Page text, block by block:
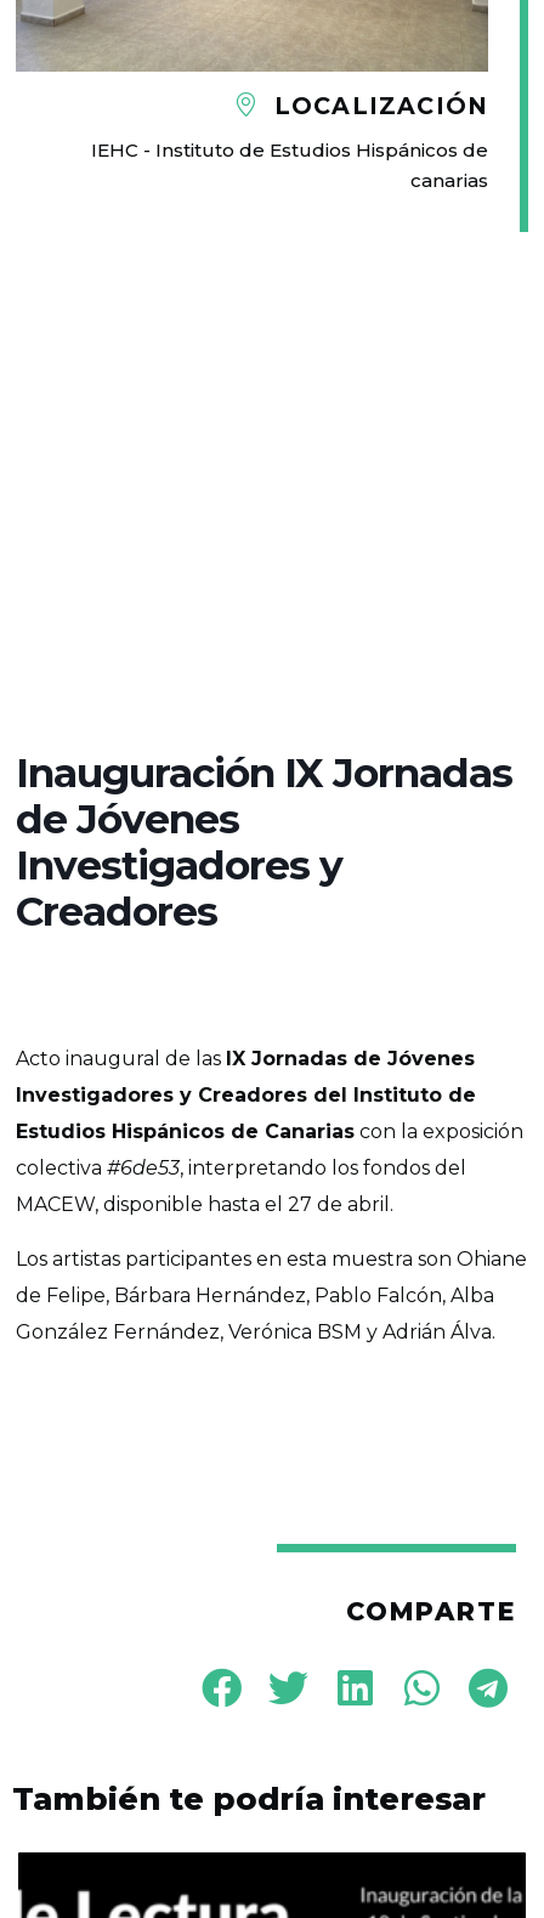
LOCALIZACIÓN
IEHC - Instituto de Estudios Hispánicos de
canarias
Inauguración IX Jornadas
de Jóvenes
Investigadores y
Creadores
Acto inaugural de las IX Jornadas de Jóvenes
Investigadores y Creadores del Instituto de
Estudios Hispánicos de Canarias con la exposición
colectiva#6de53, interpretando los fondos del
MACEW, disponible hasta el 27 de abril.
Los artistas participantes en esta muestra son Ohiane
de Felipe, Bárbara Hernández, Pablo Falcón, Alba
González Fernández, Verónica BSM y Adrián Álva.
COMPARTE
También te podría interesar